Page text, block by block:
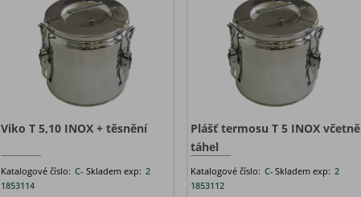
Viko T 5,10 INOX + těsnění
Katalogové číslo: C-
1853114
Skladem exp: 2
Plášť termosu T 5 INOX včetně
táhel
Katalogové číslo: C-
1853112
Skladem exp: 2